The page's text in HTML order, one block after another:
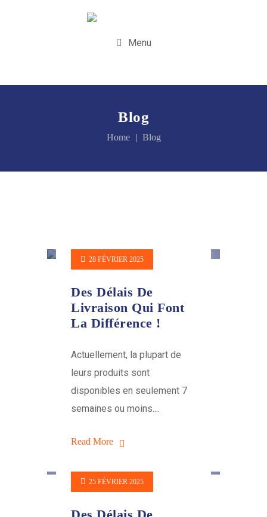
Menu
Blog
Home Blog
28 FÉVRIER 2025
Des Délais De
Livraison Qui Font
La Différence !
Actuellement, la plupart de
leurs produits sont
disponibles en seulement 7
semaines ou moins....
Read More
25 FÉVRIER 2025